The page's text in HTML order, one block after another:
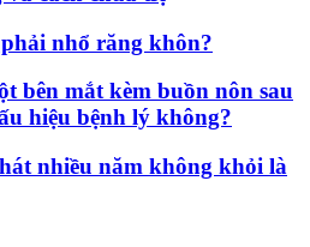
nhổ răng khôn?
bên mắt kèm buồn nôn sau
hiệu bệnh lý không?
nhiều năm không khỏi là